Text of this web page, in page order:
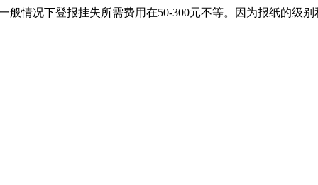
般情况下登报挂失所需费用在50-300元不等。因为报纸的级